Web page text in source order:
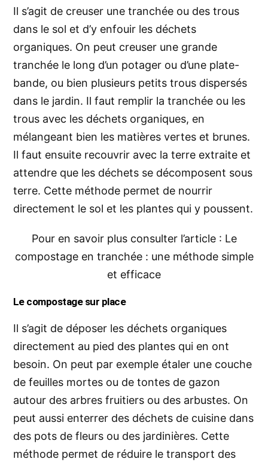
Il s’agit de creuser une tranchée ou des trous
dans le sol et d’y enfouir les déchets
organiques. On peut creuser une grande
tranchée le long d’un potager ou d’une plate-
bande, ou bien plusieurs petits trous dispersés
dans le jardin. Il faut remplir la tranchée ou les
trous avec les déchets organiques, en
mélangeant bien les matières vertes et brunes.
Il faut ensuite recouvrir avec la terre extraite et
attendre que les déchets se décomposent sous
terre. Cette méthode permet de nourrir
directement le sol et les plantes qui y poussent.
Pour en savoir plus consulter l’article : Le
compostage en tranchée : une méthode simple
et efficace
Le compostage sur place
Il s’agit de déposer les déchets organiques
directement au pied des plantes qui en ont
besoin. On peut par exemple étaler une couche
de feuilles mortes ou de tontes de gazon
autour des arbres fruitiers ou des arbustes. On
peut aussi enterrer des déchets de cuisine dans
des pots de fleurs ou des jardinières. Cette
méthode permet de réduire le transport des